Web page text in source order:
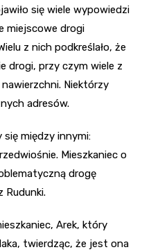
się wiele wypowiedzi
miejscowe drogi
z nich podkreślało, że
drogi, przy czym wiele z
Niektórzy
adresów.
się między innymi:
Mieszkaniec o
drogę
Rudunki.
Arek, który
twierdząc, że jest ona